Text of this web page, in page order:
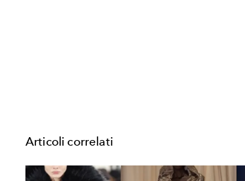
Articoli correlati